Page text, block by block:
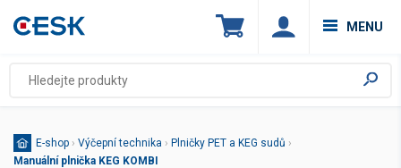
MENU
E-shop › Výčepní technika › Plničky PET a KEG sudů ›
Manuální plnička KEG KOMBI